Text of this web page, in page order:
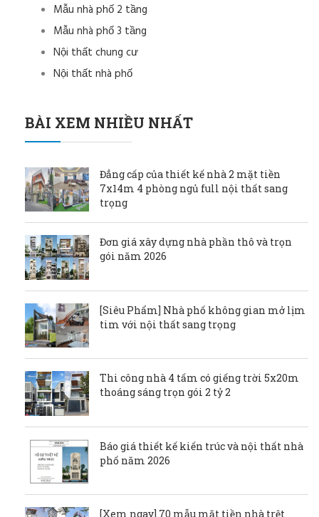
Mẫu nhà phố 2 tầng
Mẫu nhà phố 3 tầng
Nội thất chung cư
Nội thất nhà phố
BÀI XEM NHIỀU NHẤT
Đẳng cấp của thiết kế nhà 2 mặt tiền
7x14m 4 phòng ngủ full nội thất sang
trọng
Đơn giá xây dựng nhà phần thô và trọn
gói năm 2026
[Siêu Phẩm] Nhà phố không gian mở lịm
tim với nội thất sang trọng
Thi công nhà 4 tấm có giếng trời 5x20m
thoáng sáng trọn gói 2 tỷ 2
Báo giá thiết kế kiến trúc và nội thất nhà
phố năm 2026
[Xem ngay] 70 mẫu mặt tiền nhà trệt